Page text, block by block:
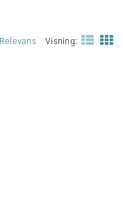
Relevans Visning: